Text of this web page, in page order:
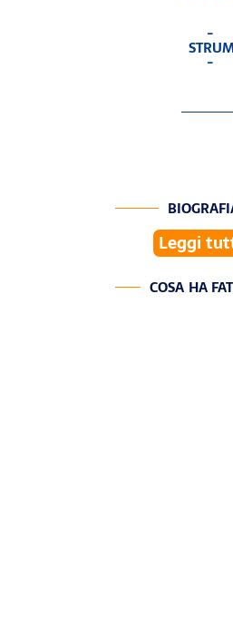
-
-
Leggi
COSA HA